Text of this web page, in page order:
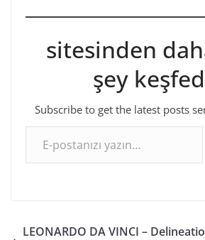
sitesinden
şey
Subscribe to get the latest posts
E-postanızı yazın…
LEONARDO DA VINCI –